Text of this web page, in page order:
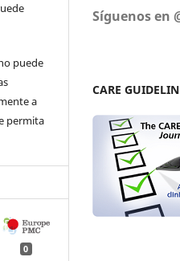
puede
a
permita
0
Síguenos en
CARE